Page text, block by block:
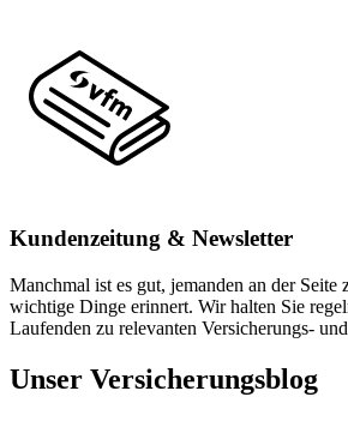
Kundenzeitung & Newsletter
Manchmal ist es gut, jemanden an der Seite
wichtige Dinge erinnert. Wir halten Sie
Laufenden zu relevanten Versicherungs-
Unser Versicherungsblog